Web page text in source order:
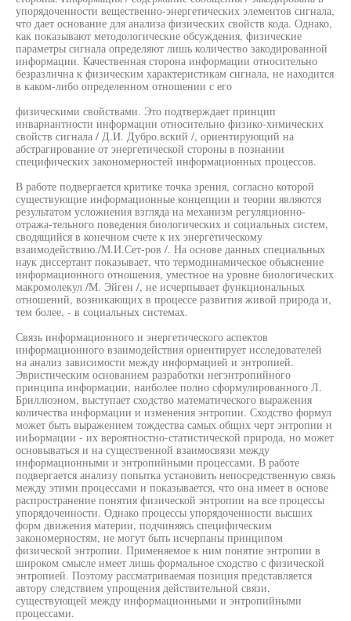
упорядоченности вещественно-энергетических элементов сигнала,
что дает основание для анализа физических свойств кода. Однако,
как показывают методологические обсуждения, физические
параметры сигнала определяют лишь количество закодированной
информации. Качественная сторона информации относительно
безразлична к физическим характеристикам сигнала, не находится
в каком-либо определенном отношении с его
физическими свойствами. Это подтверждает принцип
инвариантности информации относительно физико-химических
свойств сигнала / Д.И. Дубро.вский /, ориентирующий на
абстрагирование от энергетической стороны в познании
специфических закономерностей информационных процессов.
В работе подвергается критике точка зрения, согласно которой
существующие информационные концепции и теории являются
результатом усложнения взгляда на механизм регуляционно-
отража-тельного поведения биологических и социальных систем,
сводящийся в конечном счете к их энергетическому
взаимодействию./М.И.Сет-ров /. На основе данных специальных
наук диссертант показывает, что термодинамическое объяснение
информационного отношения, уместное на уровне биологических
макромолекул /М. Эйген /, не исчерпывает функциональных
отношений, возникающих в процессе развития живой природа и,
тем более, - в социальных системах.
Связь информационного и энергетического аспектов
информационного взаимодействия ориентирует исследователей
на анализ зависимости между информацией и энтропией.
Эвристическим основанием разработки негэнтропийного
принципа информации, наиболее полно сформулированного Л.
Бриллюэном, выступает сходство математического выражения
количества информации и изменения энтропии. Сходство формул
может быть выражением тождества самых общих черт энтропии и
ииЬормации - их вероятностно-статистической природа, но может
основываться и на существенной взаимосвязи между
информационными и энтропийными процессами. В работе
подвергается анализу попытка установить непосредственную связь
между этими процессами и показывается, что она имеет в основе
распространение понятия физической энтропии на все процессы
упорядоченности. Однако процессы упорядоченности высших
форм движения материи, подчиняясь специфическим
закономерностям, не могут быть исчерпаны принципом
физической энтропии. Применяемое к ним понятие энтропии в
широком смысле имеет лишь формальное сходство с физической
энтропией. Поэтому рассматриваемая позиция представляется
автору следствием упрощения действительной связи,
существующей между информационными и энтропийными
процессами.